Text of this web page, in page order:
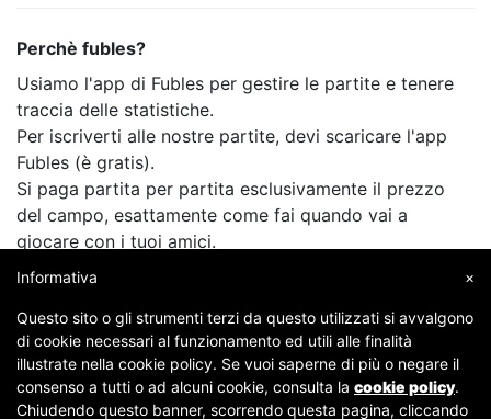
Perchè fubles?
Usiamo l'app di Fubles per gestire le partite e tenere
traccia delle statistiche.
Per iscriverti alle nostre partite, devi scaricare l'app
Fubles (è gratis).
Si paga partita per partita esclusivamente il prezzo
del campo, esattamente come fai quando vai a
giocare con i tuoi amici.
×
Informativa
Questo sito o gli strumenti terzi da questo utilizzati si avvalgono
di cookie necessari al funzionamento ed utili alle finalità
illustrate nella cookie policy. Se vuoi saperne di più o negare il
consenso a tutti o ad alcuni cookie, consulta la cookie policy.
Chiudendo questo banner, scorrendo questa pagina, cliccando